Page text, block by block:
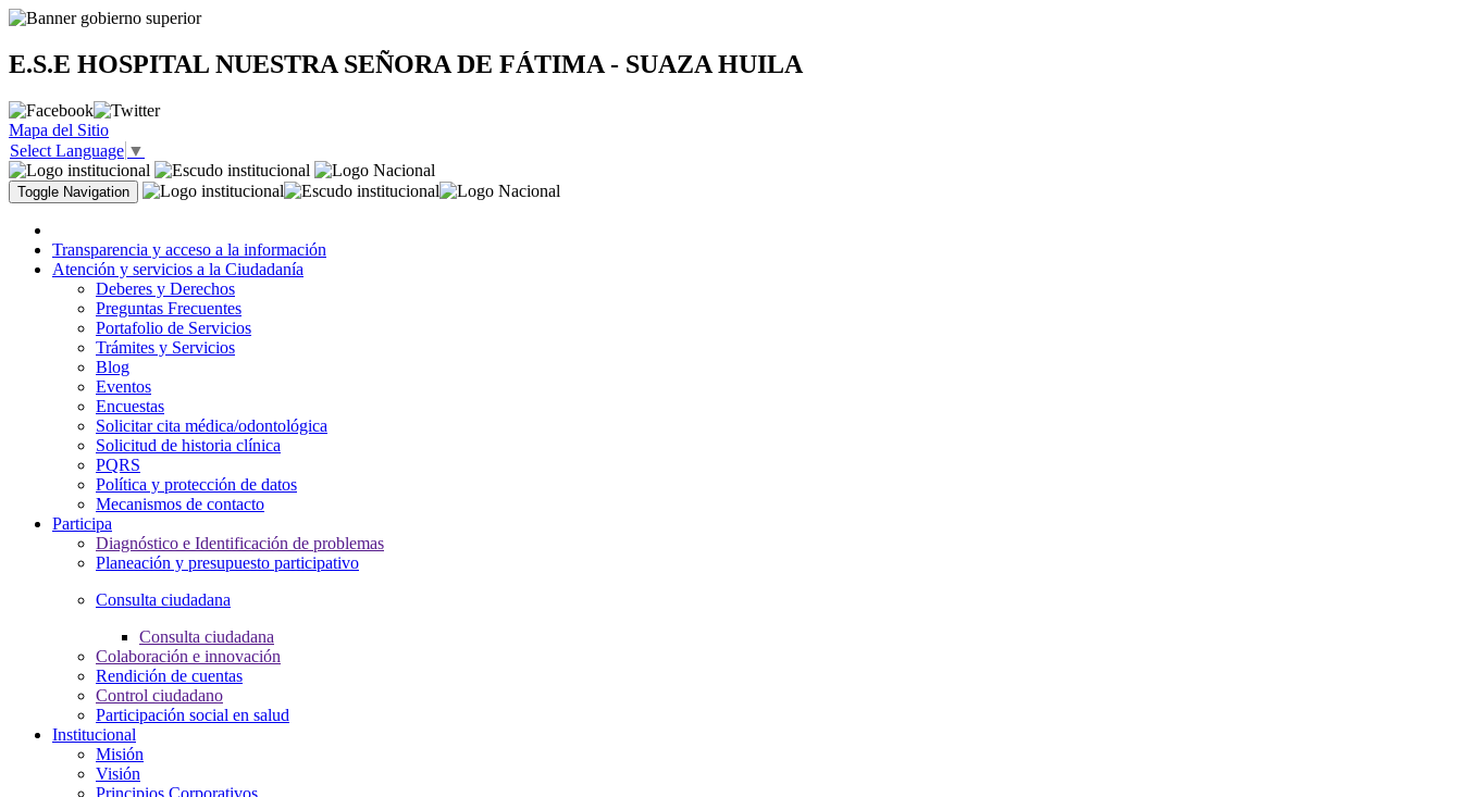
E.S.E HOSPITAL NUESTRA SEÑORA DE FÁTIMA - SUAZA HUILA
Mapa del Sitio
Select Language ▼
Toggle Navigation
Transparencia y acceso a la información
Atención y servicios a la Ciudadanía
Deberes y Derechos
Preguntas Frecuentes
Portafolio de Servicios
Trámites y Servicios
Blog
Eventos
Encuestas
Solicitar cita médica/odontológica
Solicitud de historia clínica
PQRS
Política y protección de datos
Mecanismos de contacto
Participa
Diagnóstico e Identificación de problemas
Planeación y presupuesto participativo
Consulta ciudadana
Consulta ciudadana
Colaboración e innovación
Rendición de cuentas
Control ciudadano
Participación social en salud
Institucional
Misión
Visión